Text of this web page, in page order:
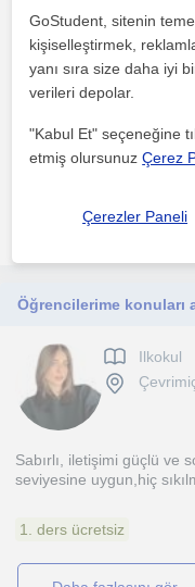
Merhaba,İlkokul
1. ders ücretsiz
daha fazlasını gör
Ilkokul
Sabırlı, iletişimi güçlü ve
seviyesine uygun,hiç
1. ders ücretsiz
GoStudent, sitenin
kişiselleştirmek,
yanı sıra size daha iyi
verileri depolar.
"Kabul Et" seçeneğine
etmiş olursunuzÇerez
Çerezler Paneli